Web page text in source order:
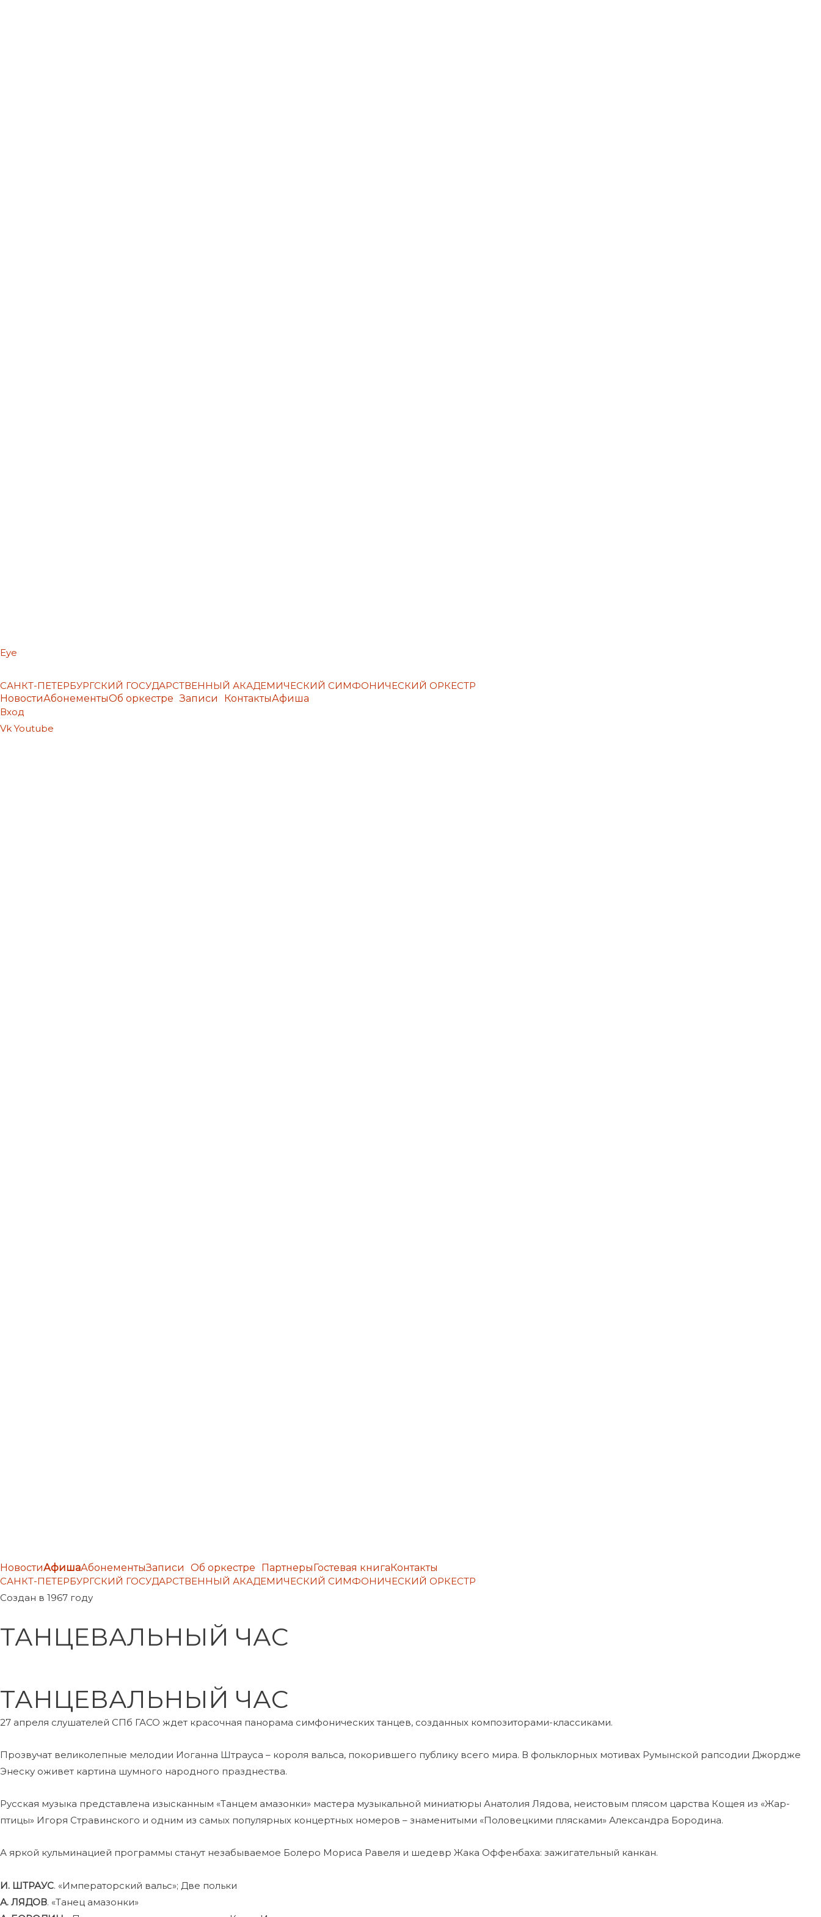
Eye
САНКТ-ПЕТЕРБУРГСКИЙ ГОСУДАРСТВЕННЫЙ АКАДЕМИЧЕСКИЙ СИМФОНИЧЕСКИЙ ОРКЕСТР
НовостиАбонементыОб оркестре Записи КонтактыАфиша
Вход
Vk Youtube
НовостиАфишаАбонементыЗаписи Об оркестре Партнеры Гостевая книга Контакты
САНКТ-ПЕТЕРБУРГСКИЙ ГОСУДАРСТВЕННЫЙ АКАДЕМИЧЕСКИЙ СИМФОНИЧЕСКИЙ ОРКЕСТР
Создан в 1967 году
ТАНЦЕВАЛЬНЫЙ ЧАС
ТАНЦЕВАЛЬНЫЙ ЧАС
27 апреля слушателей СПб ГАСО ждет красочная панорама симфонических танцев, созданных композиторами-классиками.
Прозвучат великолепные мелодии Иоганна Штрауса – короля вальса, покорившего публику всего мира. В фольклорных мотивах Румынской рапсодии Джордже
Энеску оживет картина шумного народного празднества.
Русская музыка представлена изысканным «Танцем амазонки» мастера музыкальной миниатюры Анатолия Лядова, неистовым плясом царства Кощея из «Жар-
птицы» Игоря Стравинского и одним из самых популярных концертных номеров – знаменитыми «Половецкими плясками» Александра Бородина.
А яркой кульминацией программы станут незабываемое Болеро Мориса Равеля и шедевр Жака Оффенбаха: зажигательный канкан.
И. ШТРАУС. «Императорский вальс»; Две польки
А. ЛЯДОВ. «Танец амазонки»